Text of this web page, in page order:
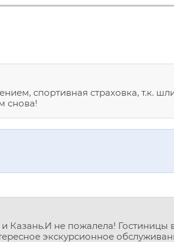
спортивная страховка, т.к.
снова!
Казань.И не пожалела!
экскурсионное